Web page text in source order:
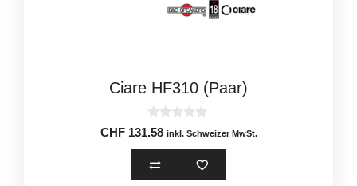
Ciare HF310 (Paar)
0
o
u
t
o
CHF131.58 inkl. Schweizer MwSt.